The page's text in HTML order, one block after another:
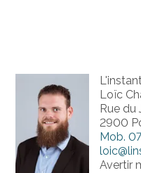
Loïc
Rue du
2900
Mob.
Avertir